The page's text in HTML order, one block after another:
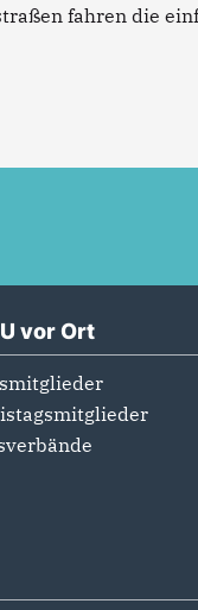
fahren die
vor Ort